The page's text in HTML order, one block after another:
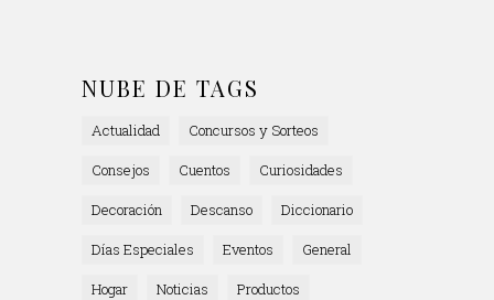
NUBE DE TAGS
Actualidad
Concursos y Sorteos
Consejos
Cuentos
Curiosidades
Decoración
Descanso
Diccionario
Días Especiales
Eventos
General
Hogar
Noticias
Productos